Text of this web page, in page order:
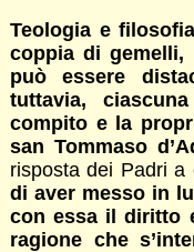
Teologia e
coppia di gemelli,
può essere
tuttavia,
compito e la
san Tommaso
risposta dei Padri
di aver messo in
con essa il diritto
ragione che